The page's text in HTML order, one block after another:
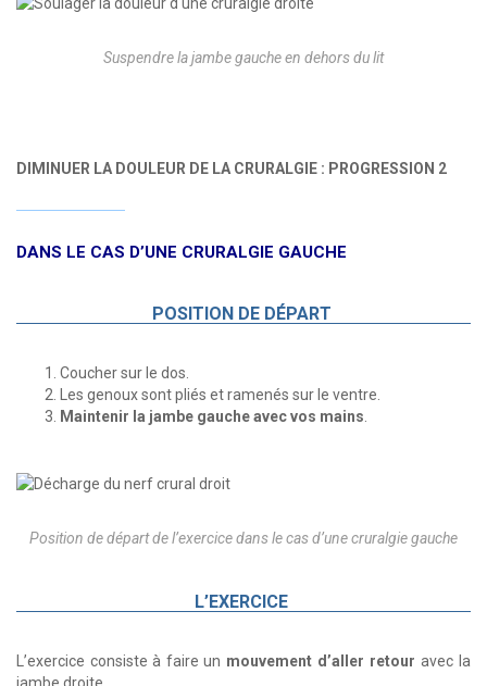
Suspendre la jambe gauche en dehors du lit
DIMINUER LA DOULEUR DE LA CRURALGIE : PROGRESSION 2
DANS LE CAS D’UNE CRURALGIE GAUCHE
POSITION DE DÉPART
Coucher sur le dos.
Les genoux sont pliés et ramenés sur le ventre.
Maintenir la jambe gauche avec vos mains.
Position de départ de l’exercice dans le cas d’une cruralgie gauche
L’EXERCICE
L’exercice consiste à faire un mouvement d’aller retour avec la
jambe droite.